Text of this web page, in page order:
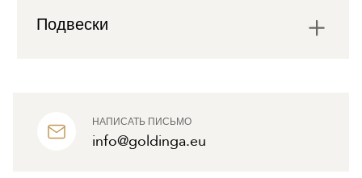
НАПИСАТЬ ПИСЬМО
info@goldinga.eu
Подвески